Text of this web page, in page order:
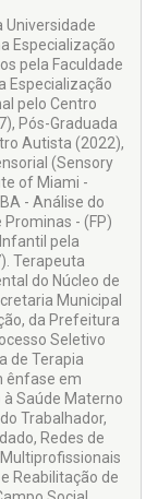
Universidade
Especialização
pela Faculdade
Especialização
pelo Centro
Pós-Graduada
Autista (2022),
(Sensory
of Miami -
- Análise do
- (FP)
pela
Terapeuta
do Núcleo de
Municipal
da Prefeitura
Seletivo
de Terapia
ênfase em
Saúde Materno
Trabalhador,
Redes de
Reabilitação de